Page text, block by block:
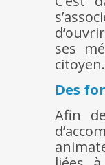
ses
Des
Afin